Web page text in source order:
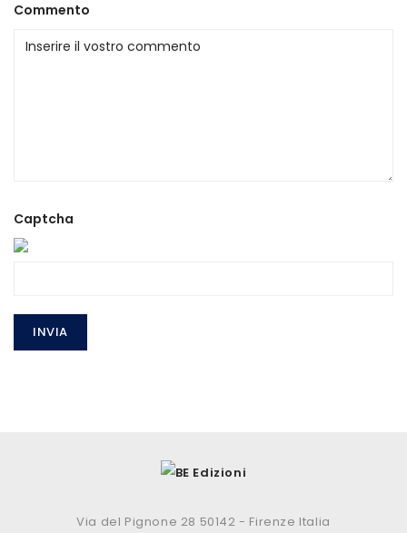
Commento
Captcha
INVIA
Via del Pignone 28 50142 - Firenze Italia